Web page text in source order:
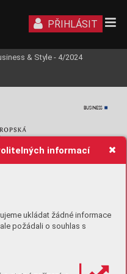
informací
ukládat žádné informace
požádali o souhlas s
BUSINESS
PŘIHLÁSIT
& Style - 4/2024